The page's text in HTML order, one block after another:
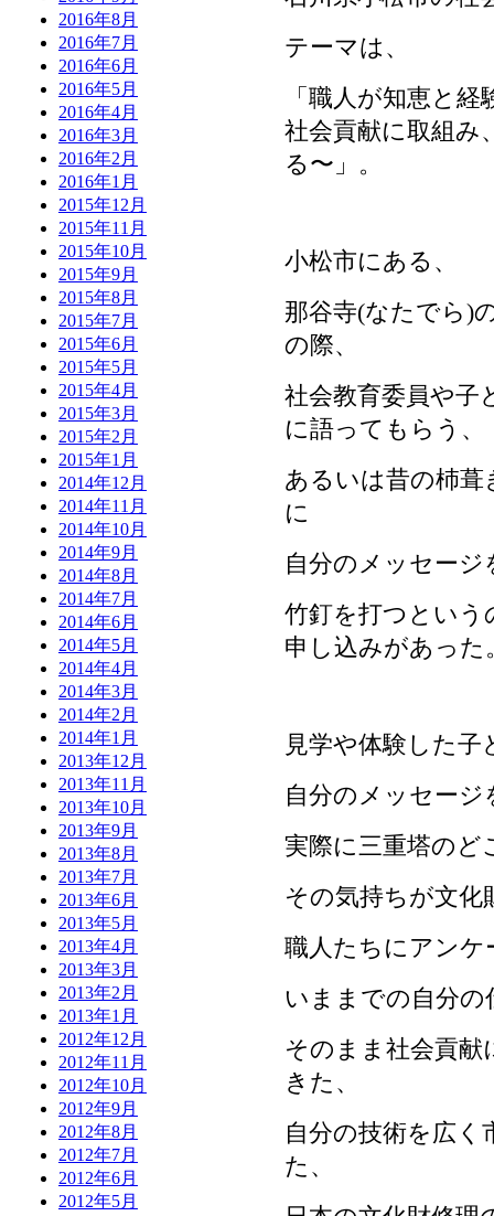
2016年8月
2016年7月
2016年6月
2016年5月
2016年4月
2016年3月
2016年2月
2016年1月
2015年12月
2015年11月
2015年10月
2015年9月
2015年8月
2015年7月
2015年6月
2015年5月
2015年4月
2015年3月
2015年2月
2015年1月
2014年12月
2014年11月
2014年10月
2014年9月
2014年8月
2014年7月
2014年6月
2014年5月
2014年4月
2014年3月
2014年2月
2014年1月
2013年12月
2013年11月
2013年10月
2013年9月
2013年8月
2013年7月
2013年6月
2013年5月
2013年4月
2013年3月
2013年2月
2013年1月
2012年12月
2012年11月
2012年10月
2012年9月
2012年8月
2012年7月
2012年6月
2012年5月
テーマは、
「職人が知恵と
社会貢献に取組み
る〜」。
小松市にある、
那谷寺(なたでら)
の際、
社会教育委員や子
に語ってもらう、
あるいは昔の杮
に
自分のメッセー
竹釘を打つとい
申し込みがあった
見学や体験した子
自分のメッセー
実際に三重塔のど
その気持ちが文
職人たちにアンケ
いままでの自分の
そのまま社会貢
きた、
自分の技術を広
た、